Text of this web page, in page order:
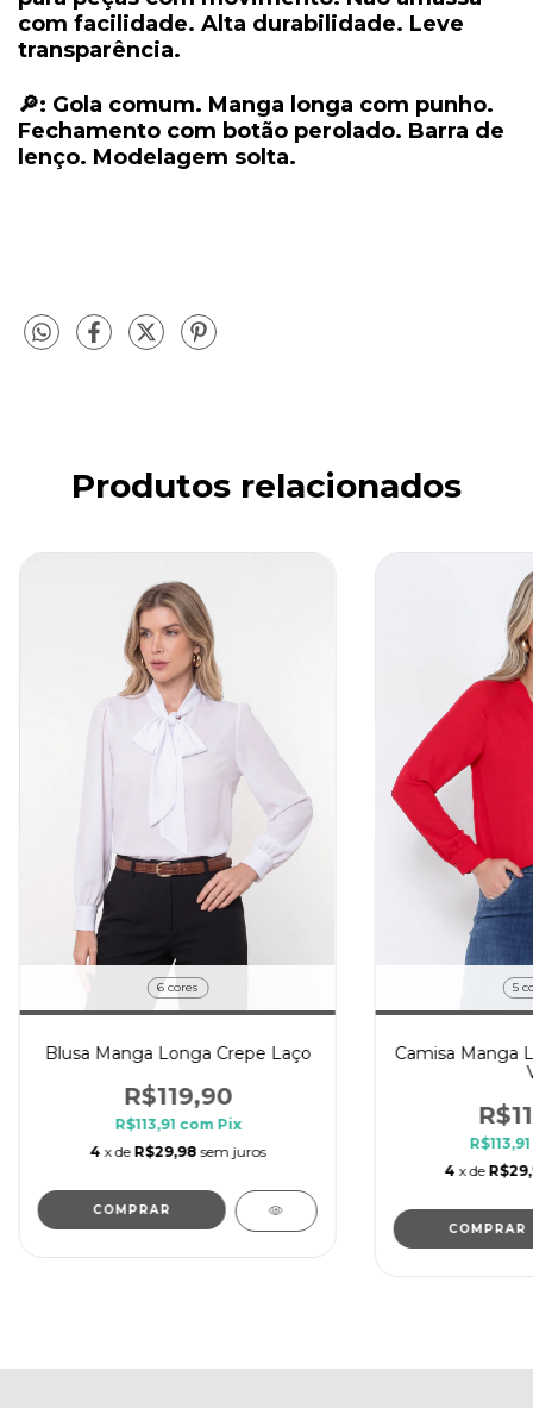
com facilidade. Alta durabilidade. Leve
transparência.
🔎: Gola comum. Manga longa com punho.
Fechamento com botão perolado. Barra de
lenço. Modelagem solta.
Produtos relacionados
6 cores
Blusa Manga Longa Crepe Laço
R$119,90
R$113,91 com Pix
4 x de R$29,98 sem juros
COMPRAR
5
Camisa Manga
R$113,91
4 x de
COMPRAR